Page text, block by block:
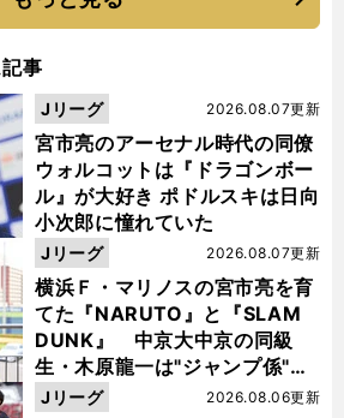
事
宮市亮のアーセナル時代の同僚
ウォルコットは『ドラゴンボー
ル』が大好き ポドルスキは日向
小次郎に憧れていた
2026.08.07更新
Jリーグ
横浜Ｆ・マリノスの宮市亮を育
てた『NARUTO』と『SLAM
DUNK』 中京大中京の同級
生・木原龍一は"ジャンプ係"だ
った
2026.08.07更新
Jリーグ
2026.08.06更新
Jリーグ